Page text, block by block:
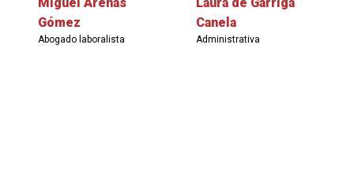
Gómez
Abogado laboralista
Canela
Administrativa